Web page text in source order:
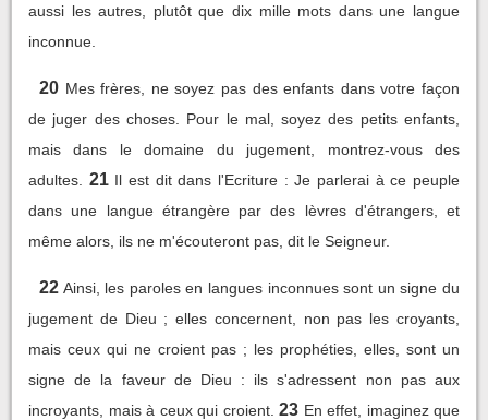
aussi les autres, plutôt que dix mille mots dans une langue
inconnue.
20 Mes frères, ne soyez pas des enfants dans votre façon
de juger des choses. Pour le mal, soyez des petits enfants,
mais dans le domaine du jugement, montrez-vous des
adultes.
21 Il est dit dans l'Ecriture : Je parlerai à ce peuple
dans une langue étrangère par des lèvres d'étrangers, et
même alors, ils ne m'écouteront pas, dit le Seigneur.
22 Ainsi, les paroles en langues inconnues sont un signe du
jugement de Dieu ; elles concernent, non pas les croyants,
mais ceux qui ne croient pas ; les prophéties, elles, sont un
signe de la faveur de Dieu : ils s'adressent non pas aux
incroyants, mais à ceux qui croient. 23 En effet, imaginez que